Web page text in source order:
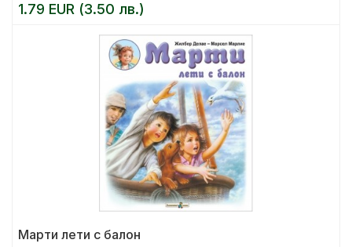
1.79 EUR (3.50 лв.)
Марти лети с балон